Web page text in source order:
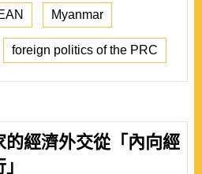
Myanmar
foreign politics of the PRC
的經濟外交從「內向經